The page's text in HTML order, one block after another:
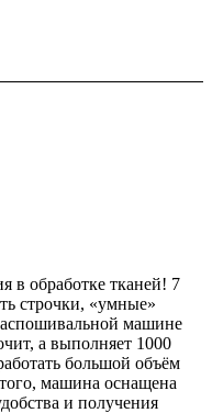
в обработке тканей! 7
строчки, «умные»
машине
а выполняет 1000
большой объём
машина оснащена
и получения